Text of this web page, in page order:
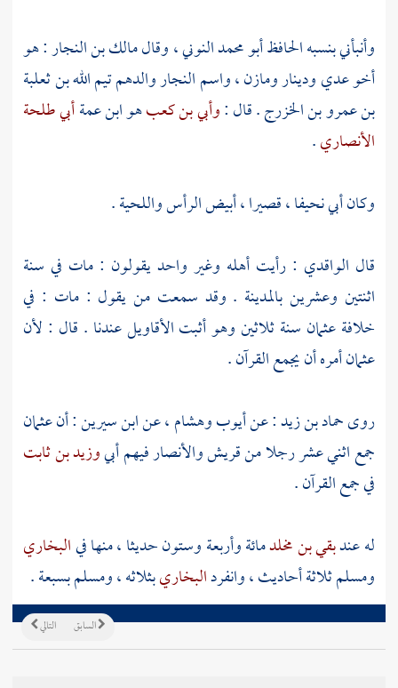
وأنبأني بنسبهالحافظ أبو محمد النوني، وقالمالك بن النجار: هو
أخوعديودينارومازن، واسم النجار والدهمتيم الله بن ثعلبة
بن عمرو بن الخزرج. قال :وأبي بن كعبهو ابن عمةأبي طلحة
الأنصاري.
وكان أبي نحيفا ، قصيرا ، أبيض الرأس واللحية .
قال الواقدي : رأيت أهله وغير واحد يقولون : مات في سنة
اثنتين وعشرين بالمدينة . وقد سمعت من يقول : مات : في
خلافةعثمان سنة ثلاثين وهو أثبت الأقاويل عندنا . قال : لأن
عثمانأمره أن يجمع القرآن .
روىحماد بن زيد: عنأيوبوهشام، عنابن سيرين: أنعثمان
جمع اثني عشر رجلا منقريشوالأنصارفيهمأبيوزيد بن ثابت
في جمع القرآن .
له عندبقي بن مخلدمائة وأربعة وستون حديثا ، منها فيالبخاري
ومسلمثلاثة أحاديث ، وانفردالبخاريبثلاثه ،ومسلمبسبعة .
التالي السابق